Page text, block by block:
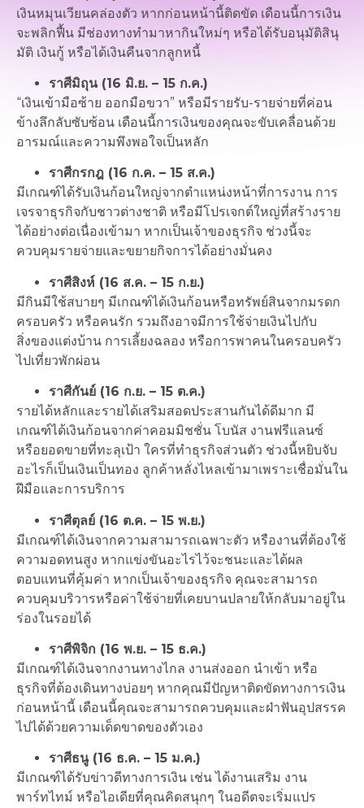
เงินหมุนเวียนคล่องตัว หากก่อนหน้านี้ติดขัด เดือนนี้การเงิน
จะพลิกฟื้น มีช่องทางทำมาหากินใหม่ๆ หรือได้รับอนุมัติสินุ
มัติ เงินกู้ หรือได้เงินคืนจากลูกหนี้
ราศีมิถุน (16 มิ.ย. – 15 ก.ค.)
“เงินเข้ามือซ้าย ออกมือขวา” หรือมีรายรับ-รายจ่ายที่ค่อน
ข้างลึกลับซับซ้อน เดือนนี้การเงินของคุณจะขับเคลื่อนด้วย
อารมณ์และความพึงพอใจเป็นหลัก
ราศีกรกฎ (16 ก.ค. – 15 ส.ค.)
มีเกณฑ์ได้รับเงินก้อนใหญ่จากตำแหน่งหน้าที่การงาน การ
เจรจาธุรกิจกับชาวต่างชาติ หรือมีโปรเจกต์ใหญ่ที่สร้างราย
ได้อย่างต่อเนื่องเข้ามา หากเป็นเจ้าของธุรกิจ ช่วงนี้จะ
ควบคุมรายจ่ายและขยายกิจการได้อย่างมั่นคง
ราศีสิงห์ (16 ส.ค. – 15 ก.ย.)
มีกินมีใช้สบายๆ มีเกณฑ์ได้เงินก้อนหรือทรัพย์สินจากมรดก
ครอบครัว หรือคนรัก รวมถึงอาจมีการใช้จ่ายเงินไปกับ
สิ่งของแต่งบ้าน การเลี้ยงฉลอง หรือการพาคนในครอบครัว
ไปเที่ยวพักผ่อน
ราศีกันย์ (16 ก.ย. – 15 ต.ค.)
รายได้หลักและรายได้เสริมสอดประสานกันได้ดีมาก มี
เกณฑ์ได้เงินก้อนจากค่าคอมมิชชั่น โบนัส งานฟรีแลนซ์
หรือยอดขายที่ทะลุเป้า ใครที่ทำธุรกิจส่วนตัว ช่วงนี้หยิบจับ
อะไรก็เป็นเงินเป็นทอง ลูกค้าหลั่งไหลเข้ามาเพราะเชื่อมั่นใน
ฝีมือและการบริการ
ราศีตุลย์ (16 ต.ค. – 15 พ.ย.)
มีเกณฑ์ได้เงินจากความสามารถเฉพาะตัว หรืองานที่ต้องใช้
ความอดทนสูง หากแข่งขันอะไรไว้จะชนะและได้ผล
ตอบแทนที่คุ้มค่า หากเป็นเจ้าของธุรกิจ คุณจะสามารถ
ควบคุมบริวารหรือค่าใช้จ่ายที่เคยบานปลายให้กลับมาอยู่ใน
ร่องในรอยได้
ราศีพิจิก (16 พ.ย. – 15 ธ.ค.)
มีเกณฑ์ได้เงินจากงานทางไกล งานส่งออก นำเข้า หรือ
ธุรกิจที่ต้องเดินทางบ่อยๆ หากคุณมีปัญหาติดขัดทางการเงิน
ก่อนหน้านี้ เดือนนี้คุณจะสามารถควบคุมและฝ่าฟันอุปสรรค
ไปได้ด้วยความเด็ดขาดของตัวเอง
ราศีธนู (16 ธ.ค. – 15 ม.ค.)
มีเกณฑ์ได้รับข่าวดีทางการเงิน เช่น ได้งานเสริม งาน
พาร์ทไทม์ หรือไอเดียที่คุณคิดสนุกๆ ในอดีตจะเริ่มแปร